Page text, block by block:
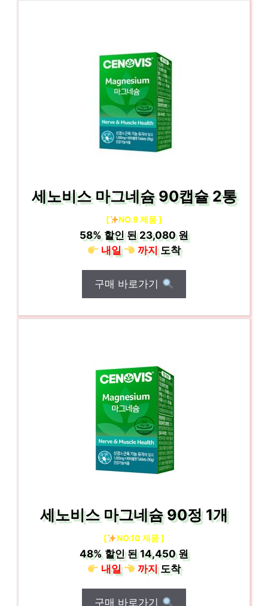
세노비스 마그네슘 90캡슐 2통
[ NO.9 제품 ]
58%할인 된23,080 원
내일
까지도착
구매 바로가기
세노비스 마그네슘 90정 1개
[ NO.10 제품 ]
48%할인 된14,450 원
내일
까지도착
구매 바로가기